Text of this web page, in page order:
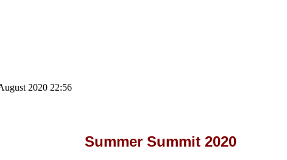
2020 22:56
Summer Summit 2020